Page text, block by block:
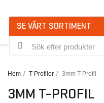
SE VÅRT SORTIMENT
Hem T-Profiler 3mm T-Profil
3MM T-PROFIL